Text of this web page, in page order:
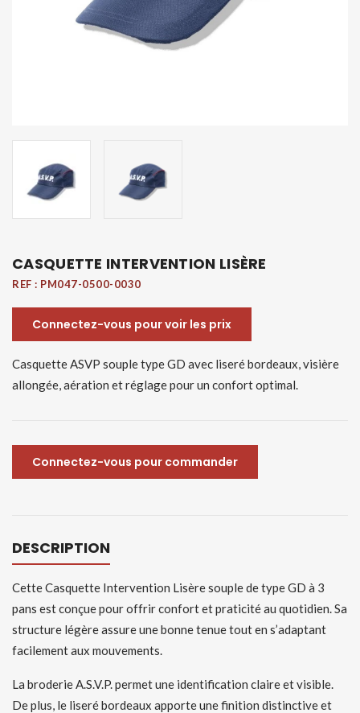
CASQUETTE INTERVENTION LISÈRE
REF : PM047-0500-0030
Connectez-vous pour voir les prix
Casquette ASVP souple type GD avec liseré bordeaux, visière
allongée, aération et réglage pour un confort optimal.
Connectez-vous pour commander
DESCRIPTION
Cette Casquette Intervention Lisère souple de type GD à 3
pans est conçue pour offrir confort et praticité au quotidien. Sa
structure légère assure une bonne tenue tout en s’adaptant
facilement aux mouvements.
La broderie A.S.V.P. permet une identification claire et visible.
De plus, le liseré bordeaux apporte une finition distinctive et